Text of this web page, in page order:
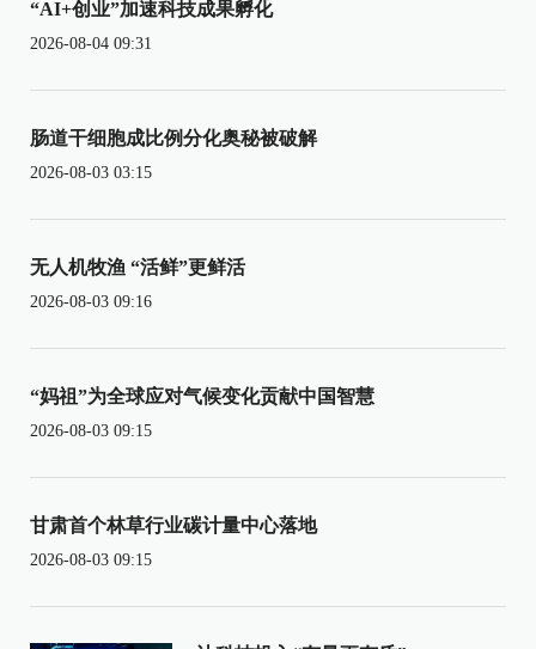
“AI+创业”加速科技成果孵化
2026-08-04 09:31
肠道干细胞成比例分化奥秘被破解
2026-08-03 03:15
无人机牧渔 “活鲜”更鲜活
2026-08-03 09:16
“妈祖”为全球应对气候变化贡献中国智慧
2026-08-03 09:15
甘肃首个林草行业碳计量中心落地
2026-08-03 09:15